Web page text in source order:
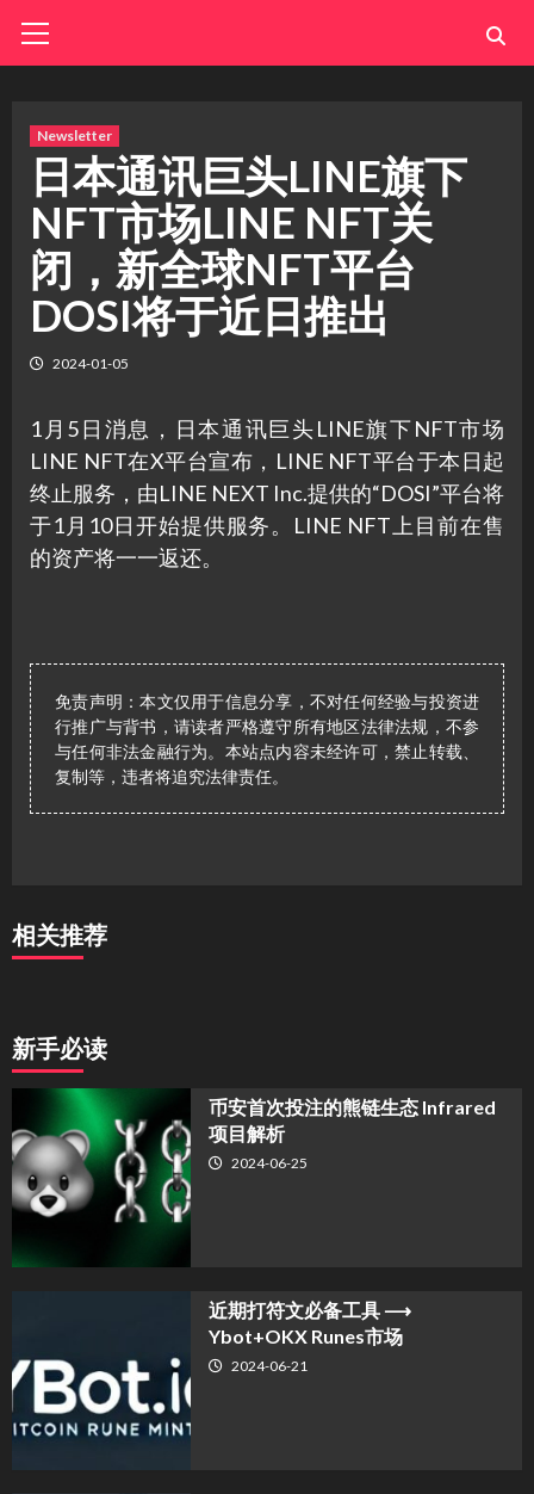
Menu
Newsletter
日本通讯巨头LINE旗下
NFT市场LINE NFT关
闭，新全球NFT平台
DOSI将于近日推出
2024-01-05
1月5日消息，日本通讯巨头LINE旗下NFT市场
LINE NFT在X平台宣布，LINE NFT平台于本日起
终止服务，由LINE NEXT Inc.提供的“DOSI”平台将
于1月10日开始提供服务。LINE NFT上目前在售
的资产将一一返还。
免责声明：本文仅用于信息分享，不对任何经验与投资进
行推广与背书，请读者严格遵守所有地区法律法规，不参
与任何非法金融行为。本站点内容未经许可，禁止转载、
复制等，违者将追究法律责任。
相关推荐
新手必读
币安首次投注的熊链生态 Infrared
项目解析
2024-06-25
近期打符文必备工具 ⟶
Ybot+OKX Runes市场
2024-06-21